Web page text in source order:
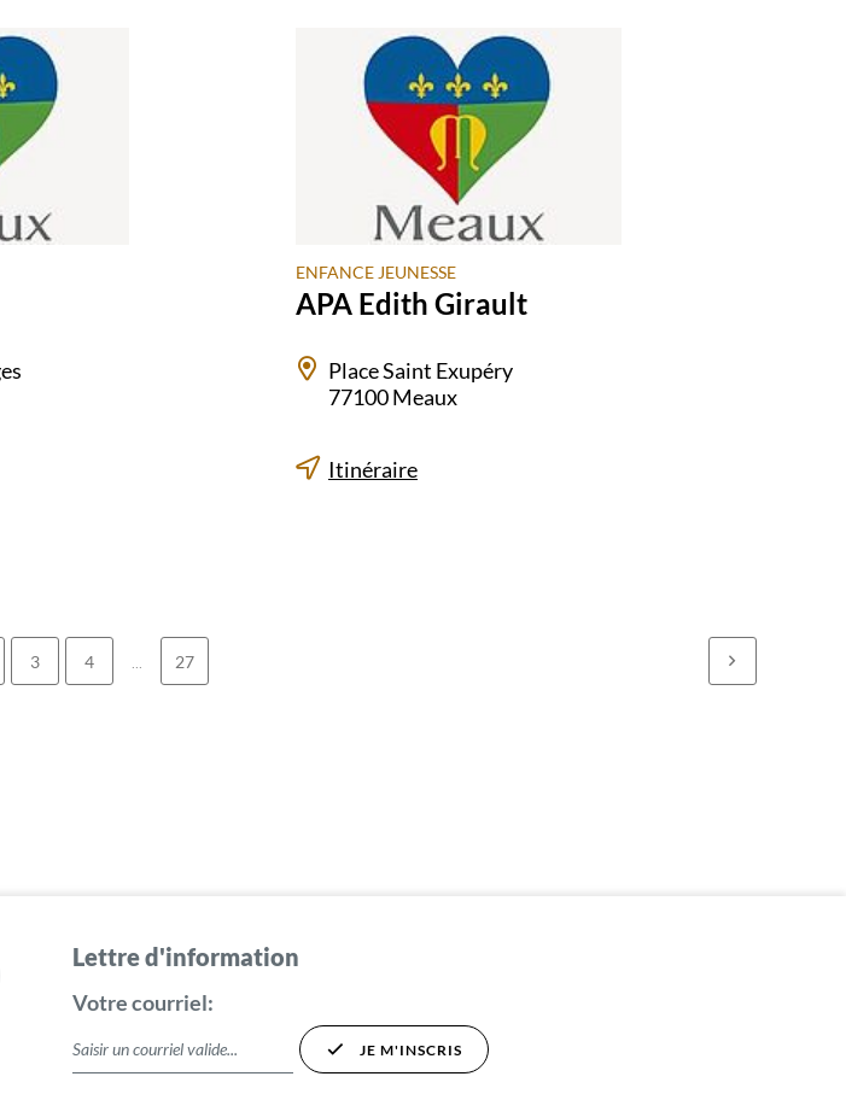
ENFANCE JEUNESSE
APA Edith Girault
Place Saint Exupéry
77100 Meaux
Itinéraire
3 4 27
Lettre d'information
Votre courriel:
JE M'INSCRIS